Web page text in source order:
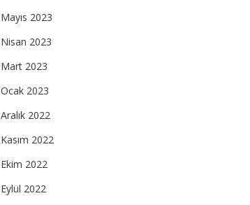
Mayıs 2023
Nisan 2023
Mart 2023
Ocak 2023
Aralık 2022
Kasım 2022
Ekim 2022
Eylül 2022